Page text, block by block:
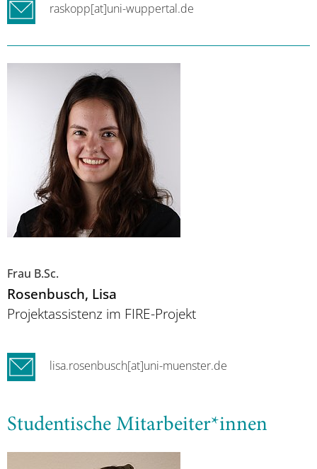
raskopp[at]uni-wuppertal.de
Frau B.Sc.
Rosenbusch, Lisa
Projektassistenz im FIRE-Projekt
lisa.rosenbusch[at]uni-muenster.de
Studentische Mitarbeiter*innen